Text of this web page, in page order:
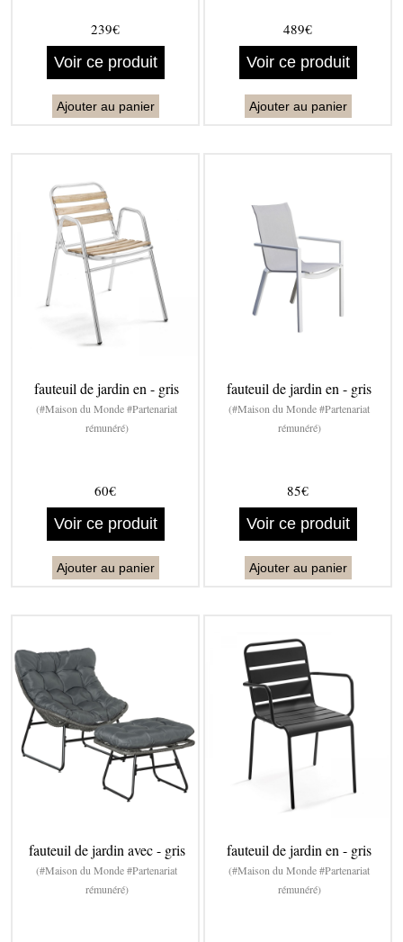
239€
Voir ce produit
Ajouter au panier
489€
Voir ce produit
Ajouter au panier
fauteuil de jardin en - gris
(#Maison du Monde #Partenariat
rémunéré)
60€
Voir ce produit
Ajouter au panier
fauteuil de jardin en - gris
(#Maison du Monde #Partenariat
rémunéré)
85€
Voir ce produit
Ajouter au panier
fauteuil de jardin avec - gris
(#Maison du Monde #Partenariat
rémunéré)
fauteuil de jardin en - gris
(#Maison du Monde #Partenariat
rémunéré)